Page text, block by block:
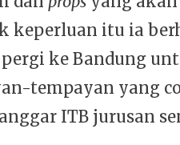
keperluan itu ia
ke Bandung
tempayan yang
ITB jurusan